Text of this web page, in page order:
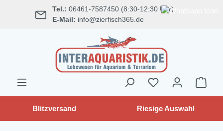
springen Tel.: 06461-7587450 (8:30-12:30 Uhr)
E-Mail: info@zierfisch365.de
Blitzversand Riesige Auswahl